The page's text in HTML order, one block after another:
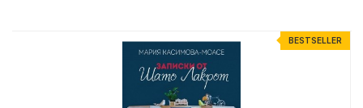
BESTSELLER